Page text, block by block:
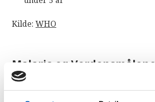
Kilde: WHO
Malaria og Verdensmålene